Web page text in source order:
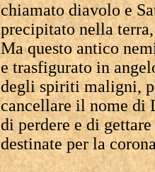
chiamato diavolo e
precipitato nella
Ma questo antico
e trasfigurato in
degli spiriti maligni,
cancellare il nome di
di perdere e di
destinate per la